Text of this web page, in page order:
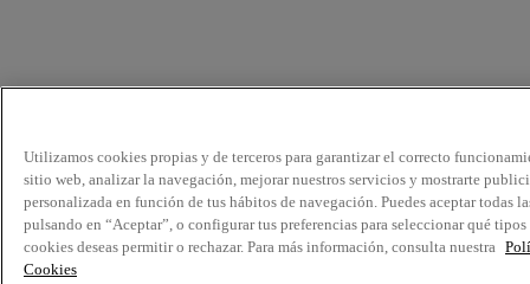
Utilizamos cookies propias y de terceros para garantizar el correcto
sitio web, analizar la navegación, mejorar nuestros servicios y mostrarte
personalizada en función de tus hábitos de navegación. Puedes aceptar todas
pulsando en “Aceptar”, o configurar tus preferencias para seleccionar qué tipos
cookies deseas permitir o rechazar. Para más información, consulta nuestra
Cookies